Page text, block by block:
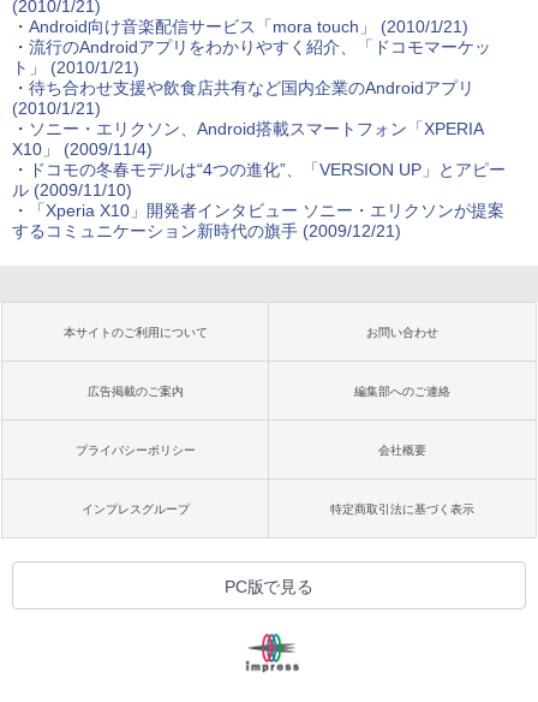
(2010/1/21)
・ Android向け音楽配信サービス「mora touch」
(2010/1/21)
・ 流行のAndroidアプリをわかりやすく紹介、「ドコモマーケッ
ト」
(2010/1/21)
・ 待ち合わせ支援や飲食店共有など国内企業のAndroidアプリ
(2010/1/21)
・ ソニー・エリクソン、Android搭載スマートフォン「XPERIA
X10」
(2009/11/4)
・
ドコモの冬春モデルは“4つの進化”、「VERSION UP」とアピー
ル (2009/11/10)
・
「Xperia X10」開発者インタビュー ソニー・エリクソンが提案
するコミュニケーション新時代の旗手(2009/12/21)
本サイトのご利用について お問い合わせ
広告掲載のご案内 編集部へのご連絡
プライバシーポリシー 会社概要
インプレスグループ 特定商取引法に基づく表示
PC版で見る